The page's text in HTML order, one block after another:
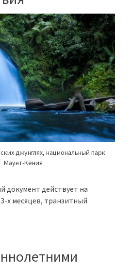
джунглях, национальный парк
Маунт-Кения
документ действует на
х месяцев, транзитный